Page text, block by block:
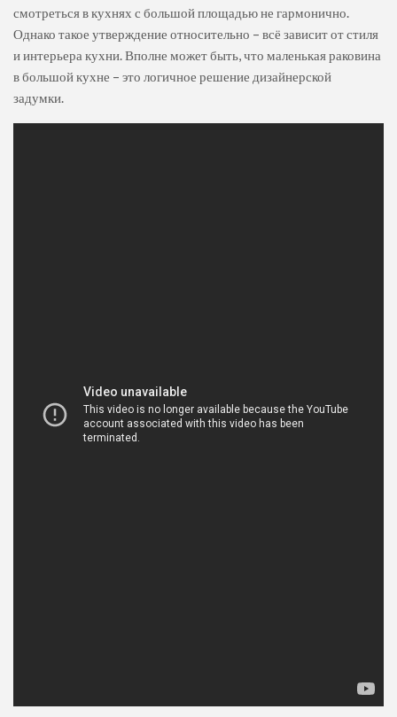
смотреться в кухнях с большой площадью не гармонично.
Однако такое утверждение относительно – всё зависит от стиля
и интерьера кухни. Вполне может быть, что маленькая раковина
в большой кухне – это логичное решение дизайнерской
задумки.